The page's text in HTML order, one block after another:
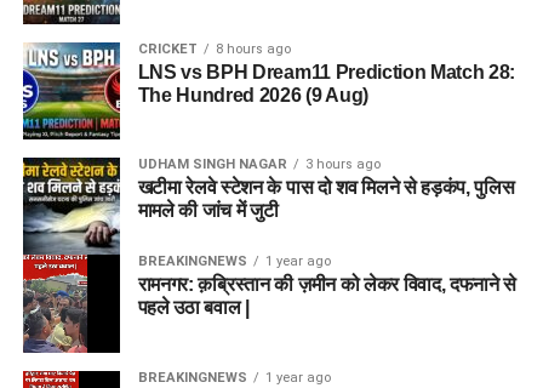
CRICKET 8 hours ago
LNS vs BPH Dream11 Prediction Match 28:
The Hundred 2026 (9 Aug)
UDHAM SINGH NAGAR 3 hours ago
खटीमा रेलवे स्टेशन के पास दो शव मिलने से हड़कंप, पुलिस
मामले की जांच में जुटी
BREAKINGNEWS 1 year ago
रामनगर: क़ब्रिस्तान की ज़मीन को लेकर विवाद, दफनाने से
पहले उठा बवाल |
BREAKINGNEWS 1 year ago